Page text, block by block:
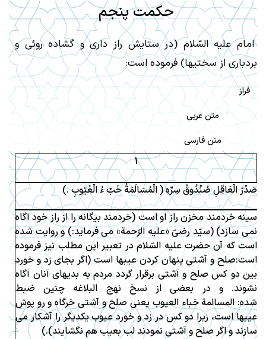
حکمت پنجم
امام عليه السّلام (در ستايش راز دارى و گشاده روئى و
بردبارى از سختيها) فرموده است:
فراز
متن عربی
متن فارسی
1
صَدْرُ الْعَاقِلِ صُنْدُوقُ سِرِّهِ ( الْمُسَالَمَةُ خَبْ ءُ الْعُيُوبِ .)
سينه خردمند مخزن راز او است (خردمند بيگانه را از راز خود آگاه
نمى سازد) (سيّد رضىّ «عليه الرّحمة» مى فرمايد:) و روايت شده
است كه آن حضرت عليه السّلام در تعبير اين مطلب نيز فرموده
است:صلح و آشتى پنهان كردن عيبها است (اگر بجاى زد و خورد
بين دو كس صلح و آشتى برقرار گردد مردم به بديهاى آنان آگاه
نشوند. و در بعضى از نسخ نهج البلاغه چنين ضبط
شده: المسالمة خباء العيوب يعنى صلح و آشتى خرگاه و رو پوش
عيبها است، زيرا دو كس در زد و خورد عيوب يكديگر را آشكار مى
سازند و اگر صلح و آشتى نمودند لب بعيب هم نگشايند).)